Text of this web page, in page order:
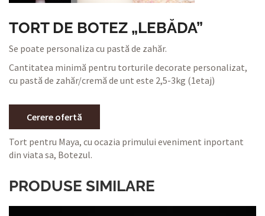
TORT DE BOTEZ „LEBĂDA”
Se poate personaliza cu pastă de zahăr.
Cantitatea minimă pentru torturile decorate personalizat,
cu pastă de zahăr/cremă de unt este 2,5-3kg (1etaj)
Cerere ofertă
Tort pentru Maya, cu ocazia primului eveniment inportant
din viata sa, Botezul.
PRODUSE SIMILARE